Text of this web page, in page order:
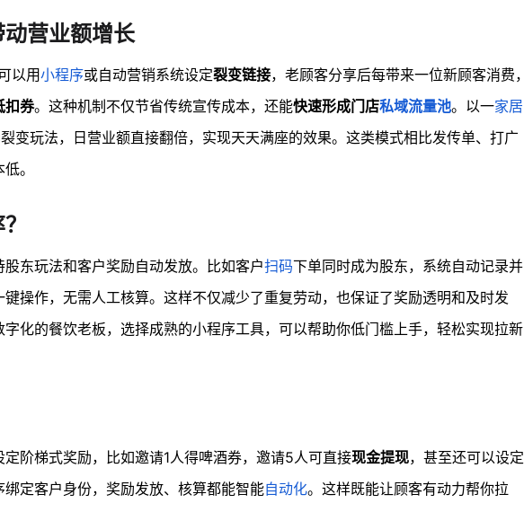
营业额增长
以用小程序或自动营销系统设定裂变链接，老顾客分享后每带来一位新顾客消费，
扣券。这种机制不仅节省传统宣传成本，还能快速形成门店私域流量池。以一家居
变玩法，日营业额直接翻倍，实现天天满座的效果。这类模式相比发传单、打广
。
东玩法和客户奖励自动发放。比如客户扫码下单同时成为股东，系统自动记录并
键操作，无需人工核算。这样不仅减少了重复劳动，也保证了奖励透明和及时发
字化的餐饮老板，选择成熟的小程序工具，可以帮助你低门槛上手，轻松实现拉新
阶梯式奖励，比如邀请1人得啤酒券，邀请5人可直接现金提现，甚至还可以设定
定客户身份，奖励发放、核算都能智能自动化。这样既能让顾客有动力帮你拉